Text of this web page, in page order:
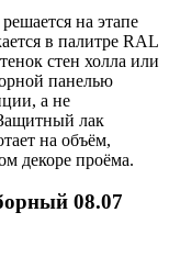
на этапе
в палитре RAL
стен холла или
панелью
а не
лак
на объём,
декоре проёма.
08.07